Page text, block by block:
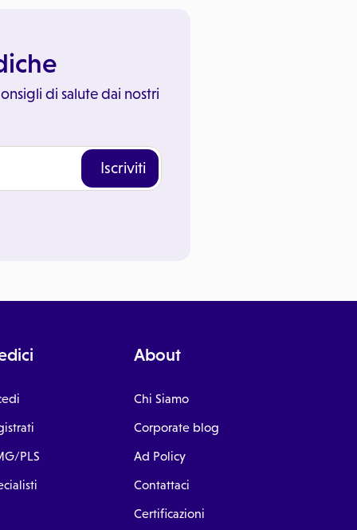
di salute dai nostri
Iscriviti
PLS
About
Chi Siamo
Corporate blog
Ad Policy
Contattaci
Certificazioni